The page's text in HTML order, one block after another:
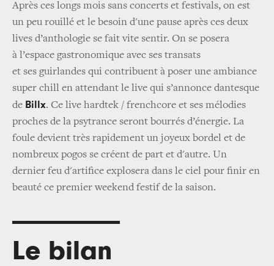
Après ces longs mois sans concerts et festivals, on est
un peu rouillé et le besoin d'une pause après ces deux
lives d’anthologie se fait vite sentir. On se posera
à l’espace gastronomique avec ses transats
et ses guirlandes qui contribuent à poser une ambiance
super chill en attendant le live qui s’annonce dantesque
de Billx. Ce live hardtek / frenchcore et ses mélodies
proches de la psytrance seront bourrés d’énergie. La
foule devient très rapidement un joyeux bordel et de
nombreux pogos se créent de part et d'autre. Un
dernier feu d'artifice explosera dans le ciel pour finir en
beauté ce premier weekend festif de la saison.
Le bilan